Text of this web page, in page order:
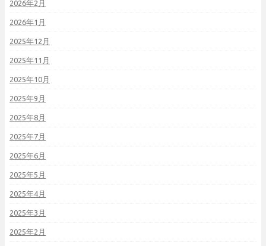
2026年2月
2026年1月
2025年12月
2025年11月
2025年10月
2025年9月
2025年8月
2025年7月
2025年6月
2025年5月
2025年4月
2025年3月
2025年2月